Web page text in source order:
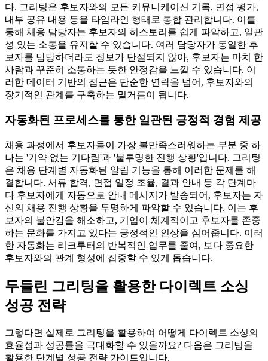
다. 그리팅은 후보자와의 모든 커뮤니케이션 기록, 면접 평가,
내부 공유 내용 등을 타임라인 형태로 통합 관리합니다. 이를
통해 채용 담당자는 후보자의 히스토리를 쉽게 파악하고, 일관
성 있는 소통을 유지할 수 있습니다. 여러 담당자가 동일한 후
보자를 담당하더라도 정보가 단절되지 않아, 후보자는 마치 한
사람과 꾸준히 소통하는 듯한 안정감을 느낄 수 있습니다. 이
러한 데이터 기반의 접근은 단순한 연락을 넘어, 후보자와의
장기적인 관계를 구축하는 밑거름이 됩니다.
자동화된 프로세스를 통한 일관된 긍정적 경험 제공
채용 과정에서 후보자들이 가장 불만족스러워하는 부분 중 하
나는 '기약 없는 기다림'과 '불투명한 진행 상황'입니다. 그리팅
은 채용 단계별 자동화된 알림 기능을 통해 이러한 문제를 해
결합니다. 서류 합격, 면접 일정 조율, 결과 안내 등 각 단계마
다 후보자에게 자동으로 안내 메시지가 발송되어, 후보자는 자
신의 채용 진행 상황을 투명하게 파악할 수 있습니다. 이는 후
보자의 불안감을 해소하고, 기업이 체계적이고 후보자를 존중
하는 문화를 가지고 있다는 긍정적인 인상을 심어줍니다. 이러
한 자동화는 리크루터의 반복적인 업무를 줄여, 보다 중요한
후보자와의 관계 형성에 집중할 수 있게 돕습니다.
두들린 그리팅을 활용한 다이렉트 소싱
성공 전략
그렇다면 실제로 그리팅을 활용하여 어떻게 다이렉트 소싱의
효율성과 성공률을 극대화할 수 있을까요? 다음은 그리팅을
활용한 단계별 성공 전략 가이드입니다.